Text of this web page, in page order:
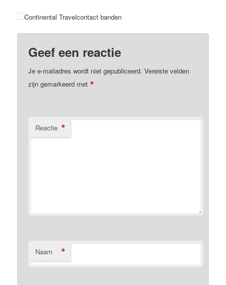
Continental Travelcontact banden
Geef een reactie
Je e-mailadres wordt niet gepubliceerd. Vereiste velden
zijn gemarkeerd met*
Reactie *
Naam *